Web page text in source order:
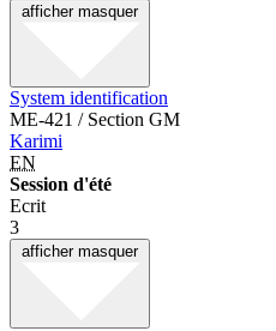
afficher masquer
System identification
ME-421 / Section GM
Karimi
EN
Session d'été
Ecrit
3
afficher masquer